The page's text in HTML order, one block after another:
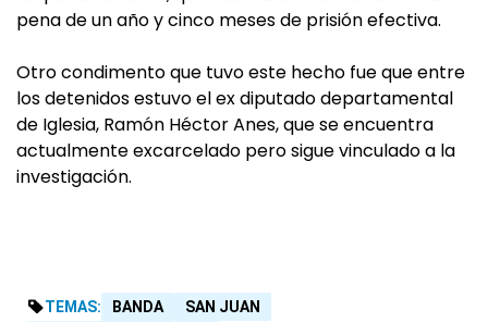
pena de un año y cinco meses de prisión efectiva.
Otro condimento que tuvo este hecho fue que entre
los detenidos estuvo el ex diputado departamental
de Iglesia, Ramón Héctor Anes, que se encuentra
actualmente excarcelado pero sigue vinculado a la
investigación.
TEMAS: BANDA SAN JUAN